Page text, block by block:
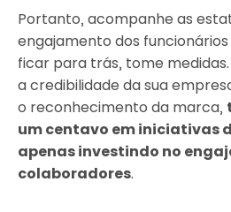
Portanto, acompanhe as
engajamento dos
ficar para trás, tome
a credibilidade da sua
o reconhecimento da marca,
um centavo em iniciativas
apenas investindo no
colaboradores.